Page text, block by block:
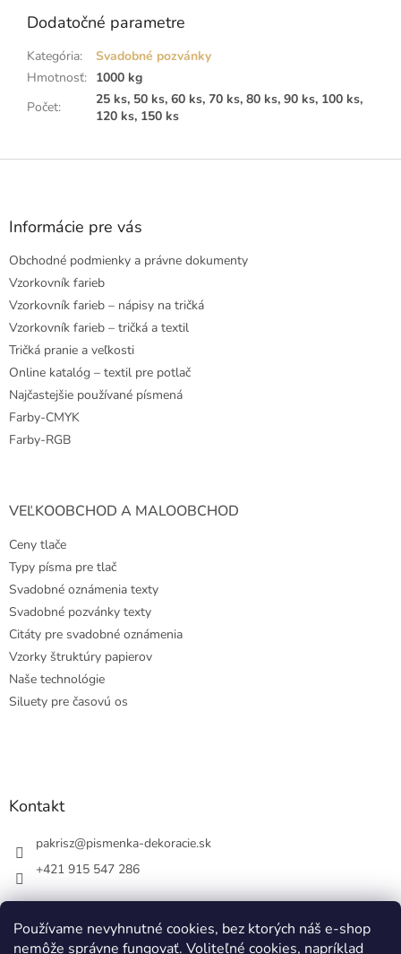
Používame nevyhnutné cookies, bez ktorých náš e-shop
nemôže správne fungovať. Voliteľné cookies, napríklad
Dodatočné parametre
Kategória:
Svadobné pozvánky
Hmotnosť: 1000 kg
Počet:
25 ks, 50 ks, 60 ks, 70 ks, 80 ks, 90 ks, 100 ks,
120 ks, 150 ks
Z
Informácie pre vás
Obchodné podmienky a právne dokumenty
Vzorkovník farieb
Vzorkovník farieb – nápisy na tričká
Vzorkovník farieb – tričká a textil
Tričká pranie a veľkosti
Online katalóg – textil pre potlač
Najčastejšie používané písmená
Farby-CMYK
Farby-RGB
VEĽKOOBCHOD A MALOOBCHOD
Ceny tlače
Typy písma pre tlač
Svadobné oznámenia texty
Svadobné pozvánky texty
Citáty pre svadobné oznámenia
Vzorky štruktúry papierov
Naše technológie
Siluety pre časovú os
Kontakt
pakrisz@pismenka-dekoracie.sk
+421 915 547 286